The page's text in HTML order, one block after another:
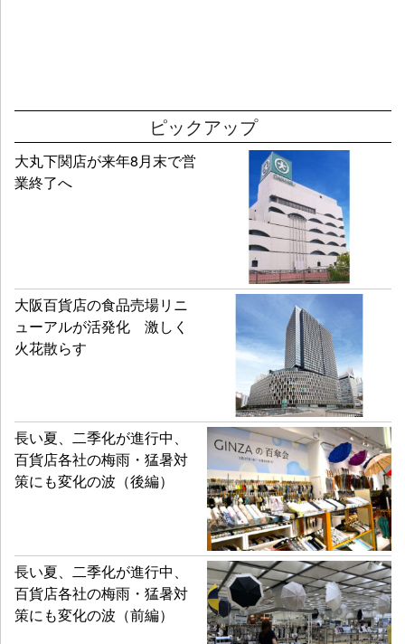
ピックアップ
大丸下関店が来年8月末で営
業終了へ
大阪百貨店の食品売場リニ
ューアルが活発化 激しく
火花散らす
長い夏、二季化が進行中、
百貨店各社の梅雨・猛暑対
策にも変化の波（後編）
長い夏、二季化が進行中、
百貨店各社の梅雨・猛暑対
策にも変化の波（前編）